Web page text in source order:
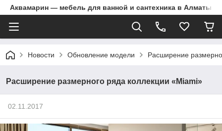
Аквамарин — мебель для ванной и сантехника в Алматы |
Новости Обновление модели Расширение
Расширение размерного ряда коллекции «Miami»
02.11.2017